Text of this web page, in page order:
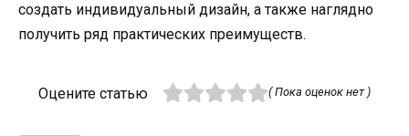
создать индивидуальный дизайн, а также наглядно
получить ряд практических преимуществ.
Оцените статью ( Пока оценок нет )